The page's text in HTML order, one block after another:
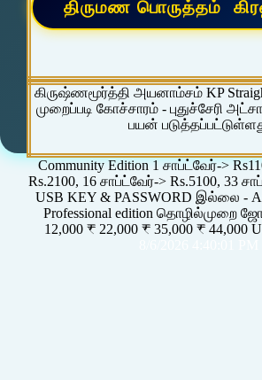
கிருஷ்ணமூர்த்தி அயனாம்சம் KP
முறைப்படி கோச்சாரம் - புதுச்சேரி
பயன்
Community Edition 1 சாப்ட்வேர்->
Rs.2100, 16 சாப்ட்வேர்-> Rs.5100, 33
USB KEY & PASSWORD இல்லை -
Professional edition தொழில்முறை
12,000 ₹ 22,000 ₹ 35,000 ₹ 44,000